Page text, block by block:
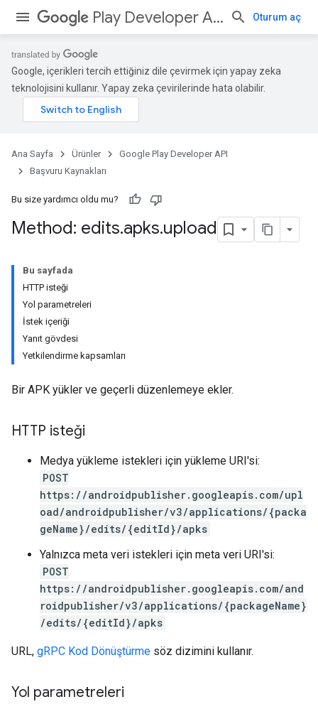
Play Developer API Oturum aç
Google, içerikleri tercih ettiğiniz dile çevirmek için yapay zeka
teknolojisini kullanır. Yapay zeka çevirilerinde hata olabilir.
Ana Sayfa Ürünler
Google Play Developer API
Başvuru Kaynakları
Bu size yardımcı oldu mu?
Method: edits.apks.upload
Bu sayfada
HTTP isteği
Yol parametreleri
İstek içeriği
Yanıt gövdesi
Yetkilendirme kapsamları
Bir APK yükler ve geçerli düzenlemeye ekler.
HTTP isteği
Medya yükleme istekleri için yükleme URI'si:
POST
https://androidpublisher.googleapis.com/upl
oad/androidpublisher/v3/applications/{packa
geName}/edits/{editId}/apks
Yalnızca meta veri istekleri için meta veri URI'si:
POST
https://androidpublisher.googleapis.com/and
roidpublisher/v3/applications/{packageName}
/edits/{editId}/apks
URL, gRPC Kod Dönüştürme söz dizimini kullanır.
Yol parametreleri